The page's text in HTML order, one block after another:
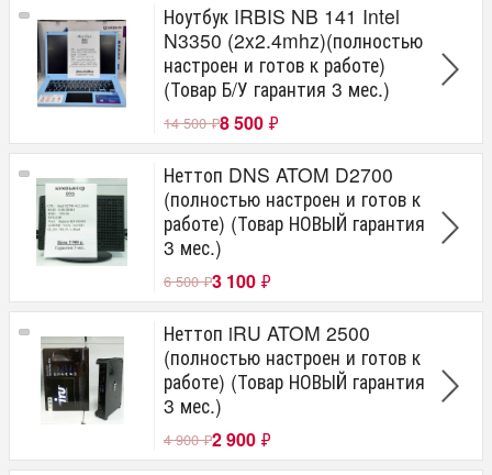
Ноутбук IRBIS NB 141 Intel
N3350 (2x2.4mhz)(полностью
настроен и готов к работе)
(Товар Б/У гарантия 3 мес.)
14 500₽8 500 ₽
Неттоп DNS ATOM D2700
(полностью настроен и готов к
работе) (Товар НОВЫЙ гарантия
3 мес.)
6 500₽3 100 ₽
Неттоп iRU ATOM 2500
(полностью настроен и готов к
работе) (Товар НОВЫЙ гарантия
3 мес.)
4 900₽2 900 ₽